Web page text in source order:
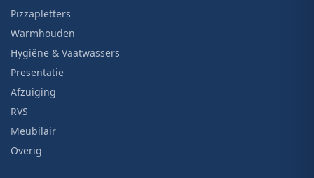
Pizzapletters
Warmhouden
Hygiëne & Vaatwassers
Presentatie
Afzuiging
RVS
Meubilair
Overig